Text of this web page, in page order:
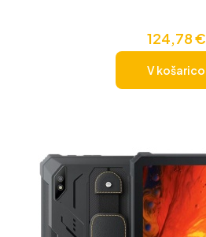
124,78€
V košarico